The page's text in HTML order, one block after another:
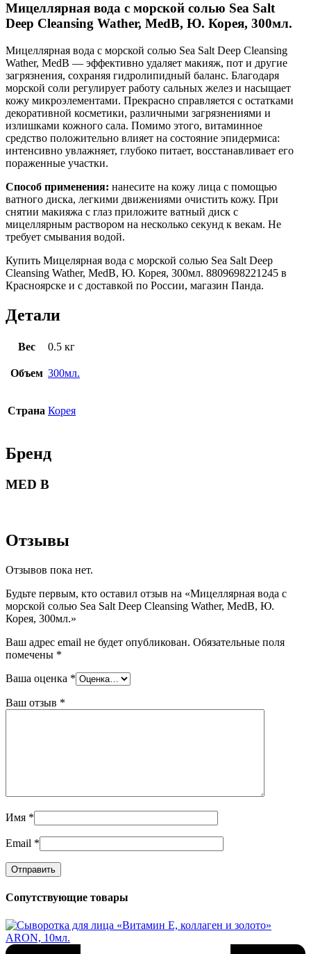
Мицеллярная вода с морской солью Sea Salt
Deep Cleansing Wather, MedB, Ю. Корея, 300мл.
Мицеллярная вода с морской солью Sea Salt Deep Cleansing
Wather, MedB — эффективно удаляет макияж, пот и другие
загрязнения, сохраняя гидролипидный баланс. Благодаря
морской соли регулирует работу сальных желез и насыщает
кожу микроэлементами. Прекрасно справляется с остатками
декоративной косметики, различными загрязнениями и
излишками кожного сала. Помимо этого, витаминное
средство положительно влияет на состояние эпидермиса:
интенсивно увлажняет, глубоко питает, восстанавливает его
пораженные участки.
Способ применения: нанесите на кожу лица с помощью
ватного диска, легкими движениями очистить кожу. При
снятии макияжа с глаз приложите ватный диск с
мицеллярным раствором на несколько секунд к векам. Не
требует смывания водой.
Купить Мицелярная вода с морской солью Sea Salt Deep
Cleansing Wather, MedB, Ю. Корея, 300мл. 8809698221245 в
Красноярске и с доставкой по России, магазин Панда.
Детали
Вес 0.5 кг
Объем 300мл.
Страна Корея
Бренд
MED B
Отзывы
Отзывов пока нет.
Будьте первым, кто оставил отзыв на «Мицеллярная вода с
морской солью Sea Salt Deep Cleansing Wather, MedB, Ю.
Корея, 300мл.»
Ваш адрес email не будет опубликован. Обязательные поля
помечены *
Ваша оценка *
Ваш отзыв *
Имя *
Email *
Сопутствующие товары